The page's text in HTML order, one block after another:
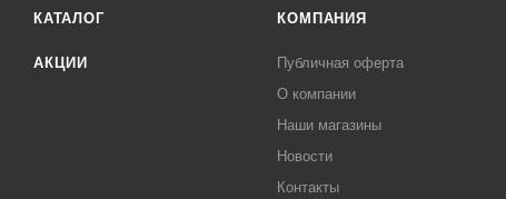
КАТАЛОГ
АКЦИИ
КОМПАНИЯ
Публичная оферта
О компании
Наши магазины
Новости
Контакты